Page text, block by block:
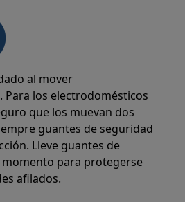
al mover
Para los electrodomésticos
que los muevan dos
guantes de seguridad
Lleve guantes de
para protegerse
afilados.